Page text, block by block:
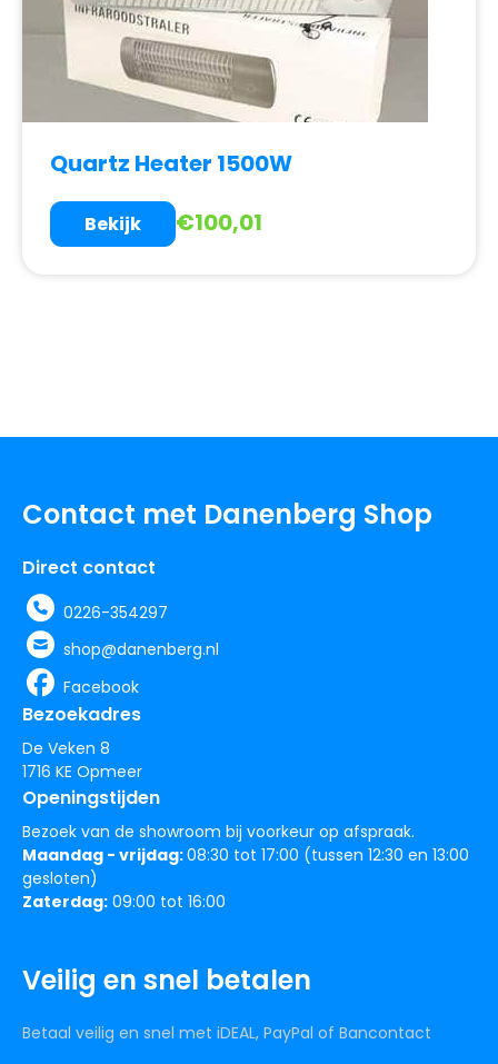
Quartz Heater 1500W
€100,01
Bekijk
Contact met Danenberg Shop
Direct contact
0226-354297
shop@danenberg.nl
Facebook
Bezoekadres
De Veken 8
1716 KE Opmeer
Openingstijden
Bezoek van de showroom bij voorkeur op afspraak.
Maandag - vrijdag:08:30 tot 17:00 (tussen 12:30 en 13:00
gesloten)
Zaterdag: 09:00 tot 16:00
Veilig en snel betalen
Betaal veilig en snel met iDEAL, PayPal of Bancontact